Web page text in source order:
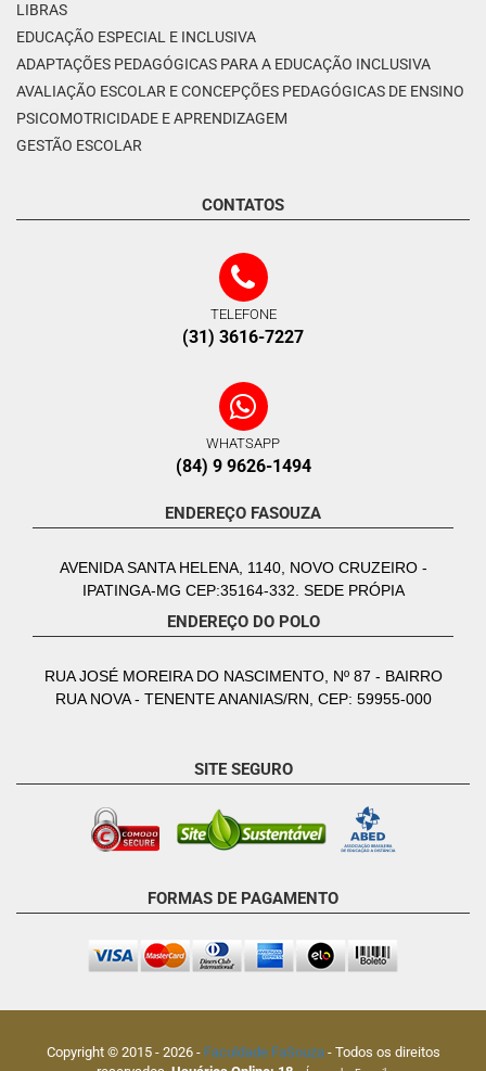
LIBRAS
EDUCAÇÃO ESPECIAL E INCLUSIVA
ADAPTAÇÕES PEDAGÓGICAS PARA A EDUCAÇÃO INCLUSIVA
AVALIAÇÃO ESCOLAR E CONCEPÇÕES PEDAGÓGICAS DE ENSINO
PSICOMOTRICIDADE E APRENDIZAGEM
GESTÃO ESCOLAR
CONTATOS
TELEFONE
(31) 3616-7227
WHATSAPP
(84) 9 9626-1494
ENDEREÇO FASOUZA
AVENIDA SANTA HELENA, 1140, NOVO CRUZEIRO -
IPATINGA-MG CEP:35164-332. SEDE PRÓPIA
ENDEREÇO DO POLO
RUA JOSÉ MOREIRA DO NASCIMENTO, Nº 87 - BAIRRO
RUA NOVA - TENENTE ANANIAS/RN, CEP: 59955-000
SITE SEGURO
FORMAS DE PAGAMENTO
Copyright © 2015 - 2026- Faculdade FaSouza- Todos os direitos